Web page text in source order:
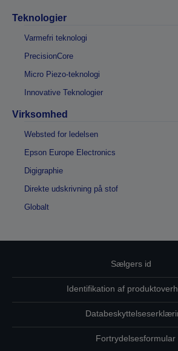
Teknologier
Varmefri teknologi
PrecisionCore
Micro Piezo-teknologi
Innovative Teknologier
Virksomhed
Websted for ledelsen
Epson Europe Electronics
Digigraphie
Direkte udskrivning på stof
Globalt
Sælgers id
Identifikation af
Fortrydelsesformular